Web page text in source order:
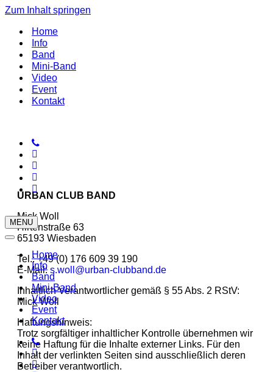
Zum Inhalt springen
Home
Info
Band
Mini-Band
Video
Event
Kontakt
MENU
Home
Info
Band
Mini-Band
Video
Event
Kontakt
URBAN CLUB BAND
Mick Woll
Hirtenstraße 63
65193 Wiesbaden
Tel.: +49 (0) 176 609 39 190
E-Mail: s.woll@urban-clubband.de
Inhaltlich Verantwortlicher gemäß § 55 Abs. 2 RStV:
Mick Woll
Haftungshinweis:
Trotz sorgfältiger inhaltlicher Kontrolle übernehmen wir
keine Haftung für die Inhalte externer Links. Für den
Inhalt der verlinkten Seiten sind ausschließlich deren
Betreiber verantwortlich.